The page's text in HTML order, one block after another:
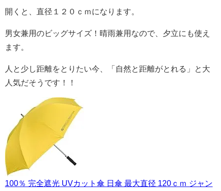
開くと、直径１２０ｃｍになります。
男女兼用のビッグサイズ！晴雨兼用なので、夕立にも使え
ます。
人と少し距離をとりたい今、「自然と距離がとれる」と大
人気だそうです！！
100％ 完全遮光 UVカット傘 日傘 最大直径 120ｃｍ ジャン